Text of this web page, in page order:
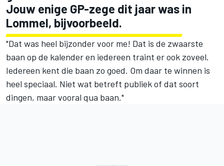
Jouw enige GP-zege dit jaar was in
Lommel, bijvoorbeeld.
"Dat was heel bijzonder voor me! Dat is de zwaarste
baan op de kalender en iedereen traint er ook zoveel.
Iedereen kent die baan zo goed. Om daar te winnen is
heel speciaal. Niet wat betreft publiek of dat soort
dingen, maar vooral qua baan."